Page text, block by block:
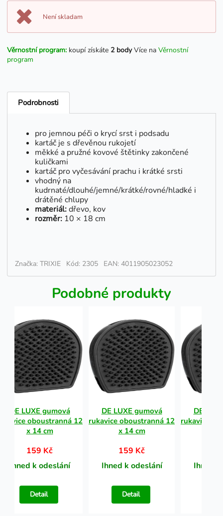
Není skladam
Věrnostní program: koupí získáte 2 bodyVíce na Věrnostní
program
Podrobnosti
pro jemnou péči o krycí srst i podsadu
kartáč je s dřevěnou rukojetí
měkké a pružné kovové štětinky zakončené
kuličkami
kartáč pro vyčesávání prachu i krátké srsti
vhodný na
kudrnaté/dlouhé/jemné/krátké/rovné/hladké i
drátěné chlupy
materiál:dřevo, kov
rozměr: 10 × 18 cm
Značka: TRIXIE Kód: 2305 EAN: 4011905023052
Podobné produkty
DE LUXE gumová
oboustranná 12
x 14 cm
159 Kč
Ihned k odeslání
Detail
DE LUXE gumová
rukavice oboustranná 12
x 14 cm
159 Kč
Ihned k odeslání
Detail
DE
rukavice
Ihned